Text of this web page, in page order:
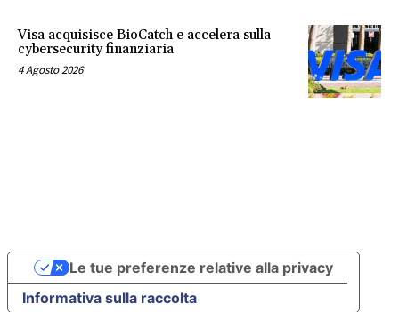
Visa acquisisce BioCatch e accelera sulla
cybersecurity finanziaria
4 Agosto 2026
Informativa sulla raccolta
Le tue preferenze relative alla privacy